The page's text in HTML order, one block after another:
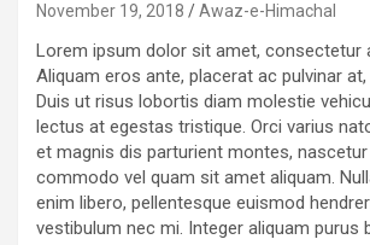
November 19, 2018 Awaz-e-Himachal
Lorem ipsum dolor sit amet, consectetur
Aliquam eros ante, placerat ac pulvinar
Duis ut risus lobortis diam molestie
lectus at egestas tristique. Orci varius
et magnis dis parturient montes,
commodo vel quam sit amet aliquam.
enim libero, pellentesque euismod
vestibulum nec mi. Integer aliquam purus